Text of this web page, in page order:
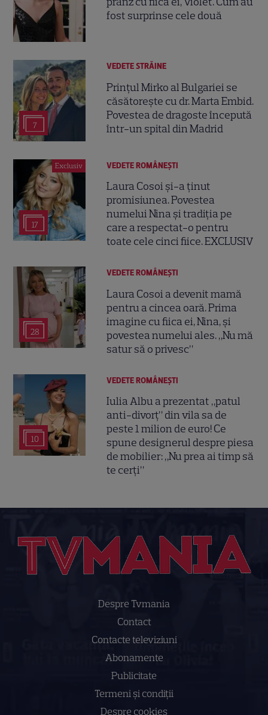
fost surprinse cele două
7
VEDETE STRĂINE
Prințul Mirko al Bulgariei se
căsătorește cu dr. Marta Embid.
Povestea de dragoste începută
într-un spital din Madrid
Exclusiv
17
VEDETE ROMÂNEŞTI
Laura Cosoi și-a ținut
promisiunea. Povestea
numelui Nina și tradiția pe
care a respectat-o pentru
toate cele cinci fiice. EXCLUSIV
28
VEDETE ROMÂNEŞTI
Laura Cosoi a devenit mamă
pentru a cincea oară. Prima
imagine cu fiica ei, Nina, și
povestea numelui ales. „Nu mă
satur să o privesc”
10
VEDETE ROMÂNEŞTI
Iulia Albu a prezentat „patul
anti-divorț” din vila sa de
peste 1 milion de euro! Ce
spune designerul despre piesa
de mobilier: „Nu prea ai timp să
te cerți”
Despre Tvmania
Contact
Contacte televiziuni
Abonamente
Publicitate
Termeni și condiții
Despre cookies